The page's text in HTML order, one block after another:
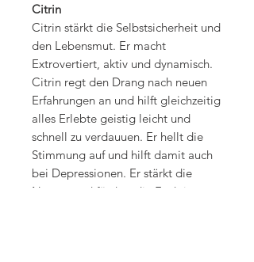
Citrin
Citrin stärkt die Selbstsicherheit und
den Lebensmut. Er macht
Extrovertiert, aktiv und dynamisch.
Citrin regt den Drang nach neuen
Erfahrungen an und hilft gleichzeitig
alles Erlebte geistig leicht und
schnell zu verdauuen. Er hellt die
Stimmung auf und hilft damit auch
bei Depressionen. Er stärkt die
Nerven und fördert die Funktion von